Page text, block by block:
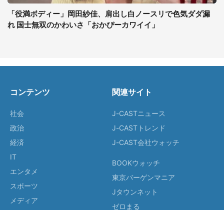
「役満ボディー」岡田紗佳、肩出し白ノースリで色気ダダ漏
れ 国士無双のかわいさ「おかぴーカワイイ」
コンテンツ
社会
政治
経済
IT
エンタメ
スポーツ
メディア
関連サイト
J-CASTニュース
J-CASTトレンド
J-CAST会社ウォッチ
BOOKウォッチ
東京バーゲンマニア
Jタウンネット
ゼロまる